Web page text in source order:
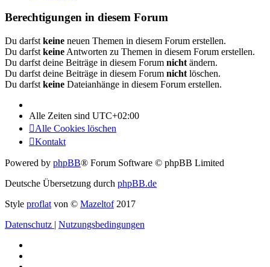
Berechtigungen in diesem Forum
Du darfst keine neuen Themen in diesem Forum erstellen.
Du darfst keine Antworten zu Themen in diesem Forum erstellen.
Du darfst deine Beiträge in diesem Forum nicht ändern.
Du darfst deine Beiträge in diesem Forum nicht löschen.
Du darfst keine Dateianhänge in diesem Forum erstellen.
Alle Zeiten sind UTC+02:00
Alle Cookies löschen
Kontakt
Powered by phpBB® Forum Software © phpBB Limited
Deutsche Übersetzung durch phpBB.de
Style proflat von © Mazeltof2017
Datenschutz | Nutzungsbedingungen